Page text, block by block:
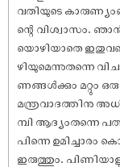
വതിയുടെ
ന്റെ വിശ്വാസം.
യൊഴിയാതെ
ഴിയുമെന്നുതന്നെ
ണങ്ങൾക്കും മറ്റും
മന്ത്രവാദത്തിനു
മ്പി ആദ്യംതന്നെ
പിന്നെ ഉമിച്ചാരം
ഇരുത്തും.